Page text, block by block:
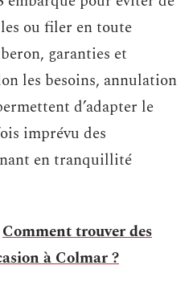
ou filer en toute
garanties et
les besoins, annulation
d’adapter le
imprévu des
en tranquillité
Comment trouver des
à Colmar ?